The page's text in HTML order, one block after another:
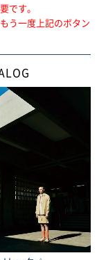
です。
う一度上記のボタン